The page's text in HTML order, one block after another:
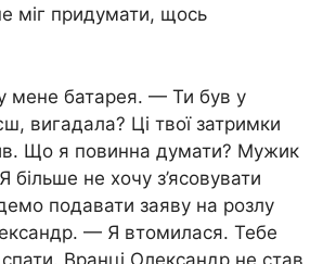
міг придумати, щось
мене батарея. — Ти був у
вигадала? Ці твої затримки
Що я повинна думати? Мужик
не хочу з’ясовувати
подавати заяву на розлу
— Я втомилася. Тебе
Вранці Олександр не став